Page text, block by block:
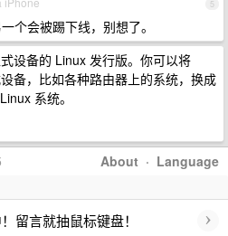
5
个会被踢下线，别想了。
设备的 Linux 发行版。你可以将
备，比如各种路由器上的系统，换成
系统。
About · Language
留言就抽鼠标键盘！ ›